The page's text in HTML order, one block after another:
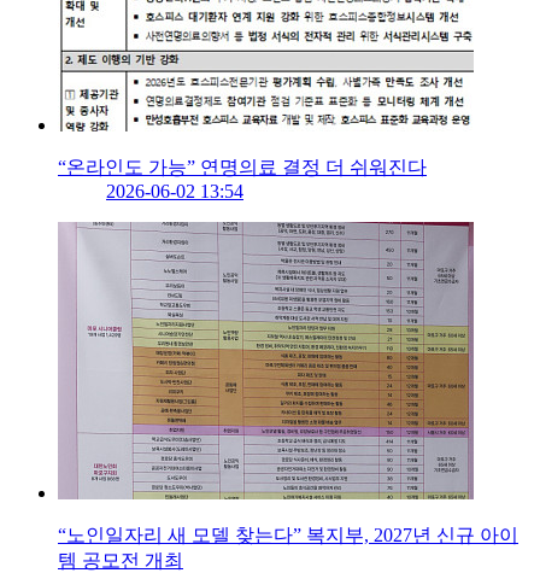
“온라인도 가능” 연명의료 결정 더 쉬워진다
2026-06-02 13:54
“노인일자리 새 모델 찾는다” 복지부, 2027년 신규 아이
템 공모전 개최